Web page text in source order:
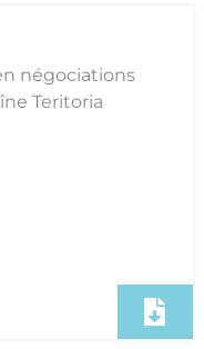
négociations
Teritoria